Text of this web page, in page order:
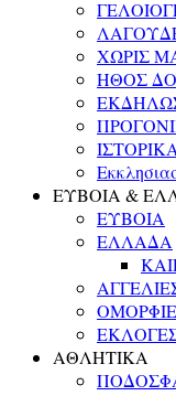
ΧΩΡΙΣ
ΗΘΟΣ
ΕΥΒΟΙΑ &
ΕΥΒΟΙΑ
ΕΛΛΑΔΑ
ΕΚΛΟΓΕΣ
ΑΘΛΗΤΙΚΑ